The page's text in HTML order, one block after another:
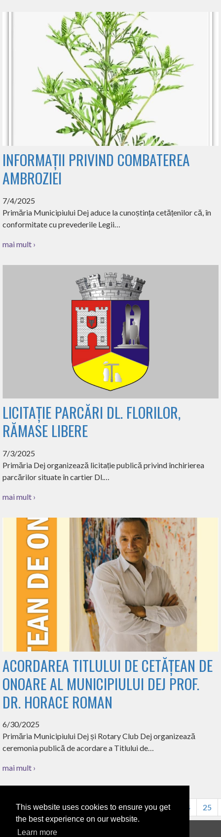
This website uses cookies to ensure you get
the best experience on our website.
Learn more
INFORMAȚII PRIVIND COMBATEREA
AMBROZIEI
7/4/2025
Primăria Municipiului Dej aduce la cunoștința cetățenilor că, în
conformitate cu prevederile Legii…
mai mult ›
LICITAȚIE PARCĂRI DL. FLORILOR,
RĂMASE LIBERE
7/3/2025
Primăria Dej organizează licitație publică privind închirierea
parcărilor situate în cartier Dl.…
mai mult ›
ACORDAREA TITLULUI DE CETĂȚEAN DE
ONOARE AL MUNICIPIULUI DEJ PROF.
DR. HORACE ROMAN
6/30/2025
Primăria Municipiului Dej și Rotary Club Dej organizează
ceremonia publică de acordare a Titlului de…
mai mult ›
16 17 18 19 20 21 22 23 24 25
Anunțuri